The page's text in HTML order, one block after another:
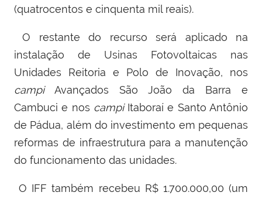
(quatrocentos e cinquenta mil reais).
O restante do recurso será aplicado na
instalação de Usinas Fotovoltaicas nas
Unidades Reitoria e Polo de Inovação, nos
campiAvançados São João da Barra e
Cambuci e nos campiItaboraí e Santo Antônio
de Pádua, além do investimento em pequenas
reformas de infraestrutura para a manutenção
do funcionamento das unidades.
O IFF também recebeu R$ 1.700.000,00 (um